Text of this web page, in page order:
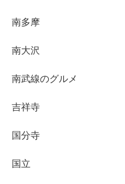
南多摩
南大沢
南武線のグルメ
吉祥寺
国分寺
国立